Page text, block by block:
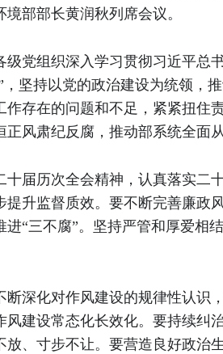
部部长黄润秋列席会议。
党组织深入学习贯彻习近平
坚持以党的政治建设为统领，
存在的问题和不足，紧紧扭住
风肃纪反腐，推动部系统全面
届历次全会精神，认真落实二
升监督质效。要不断完善廉政
“三不腐”。坚持严管和厚爱相
深化对作风建设的规律性认识
建设常态化长效化。要持续
、寸步不让。要营造良好政治